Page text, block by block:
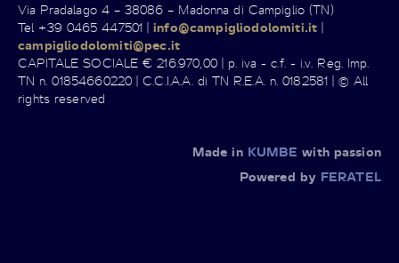
Via Pradalago 4 – 38086 – Madonna di Campiglio (TN)
Tel +39 0465 447501 |info@campigliodolomiti.it |
campigliodolomiti@pec.it
CAPITALE SOCIALE € 216.970,00 | p. iva - c.f. - i.v. Reg. Imp.
TN n. 01854660220 | C.C.I.A.A. di TN R.E.A. n. 0182581 | © All
rights reserved
Made in KUMBE with passion
Powered by FERATEL